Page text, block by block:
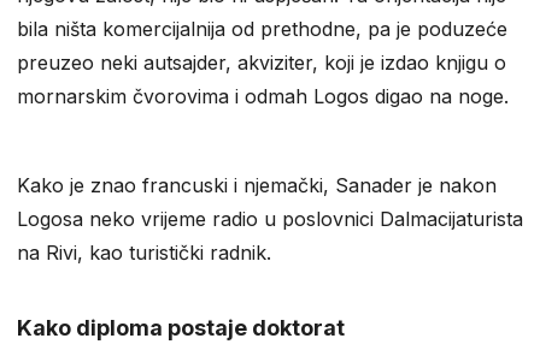
bila ništa komercijalnija od prethodne, pa je poduzeće
preuzeo neki autsajder, akviziter, koji je izdao knjigu o
mornarskim čvorovima i odmah Logos digao na noge.
Kako je znao francuski i njemački, Sanader je nakon
Logosa neko vrijeme radio u poslovnici Dalmacijaturista
na Rivi, kao turistički radnik.
Kako diploma postaje doktorat